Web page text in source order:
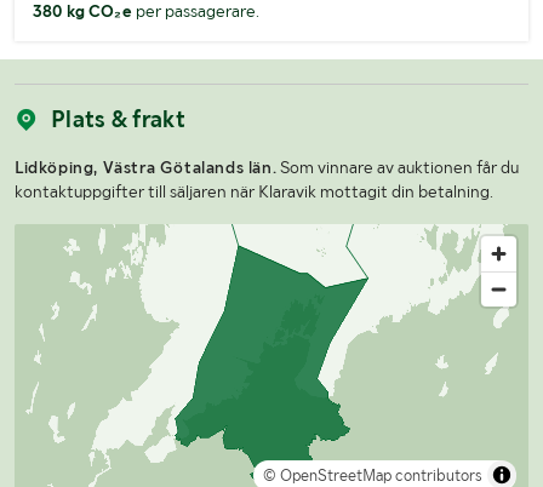
380 kg CO₂eper passagerare.
Plats & frakt
Lidköping, Västra Götalands län.Som vinnare av auktionen får du
kontaktuppgifter till säljaren när Klaravik mottagit din betalning.
© OpenStreetMap contributors